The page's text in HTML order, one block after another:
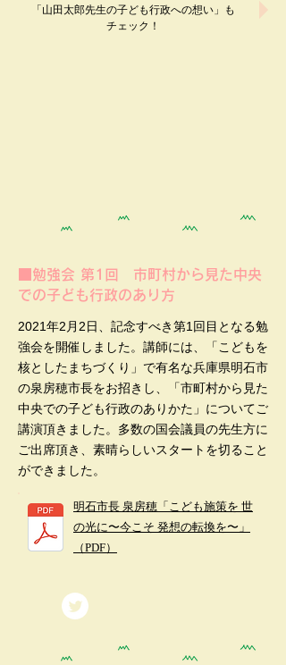
「山田太郎先生の子ども行政への想い」​も
チェック！
■勉強会 第1回 市町村から見た中央
での子ども行政のあり方
2021年2月2日、記念すべき第1回目となる勉
強会を開催しました。講師には、「こどもを
核としたまちづくり」で有名な兵庫県明石市
の泉房穂市長をお招きし、「市町村から見た
中央での子ども行政のありかた」についてご
講演頂きました。多数の国会議員の先生方に
ご出席頂き、素晴らしいスタートを切ること
ができました。
明石市長 泉房穂「こども施策を 世
の光に〜今こそ 発想の転換を〜」
（PDF）